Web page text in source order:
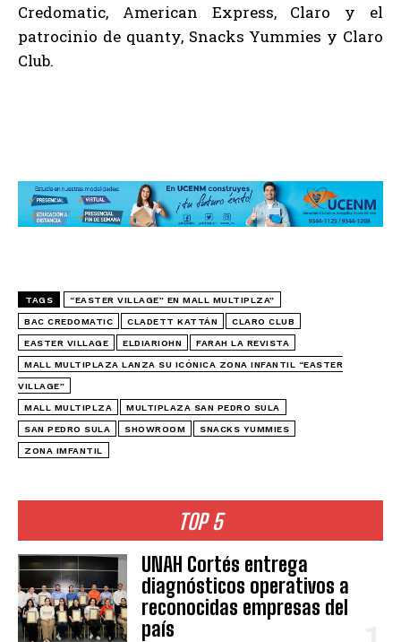
TOP 5
UNAH Cortés entrega
diagnósticos operativos a
reconocidas empresas del
país
Credomatic, American Express, Claro y el
patrocinio de quanty, Snacks Yummies y Claro
Club.
TAGS “EASTER VILLAGE” EN MALL MULTIPLZA”
BAC CREDOMATIC CLADETT KATTÁN CLARO CLUB
EASTER VILLAGE ELDIARIOHN FARAH LA REVISTA
MALL MULTIPLAZA LANZA SU ICÓNICA ZONA INFANTIL “EASTER
VILLAGE”
MALL MULTIPLZA MULTIPLAZA SAN PEDRO SULA
SAN PEDRO SULA SHOWROOM SNACKS YUMMIES
ZONA IMFANTIL